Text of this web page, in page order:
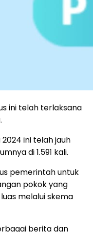
ini telah terlaksana
ini telah jauh
di 1.591 kali.
pemerintah untuk
pokok yang
melalui skema
berita dan